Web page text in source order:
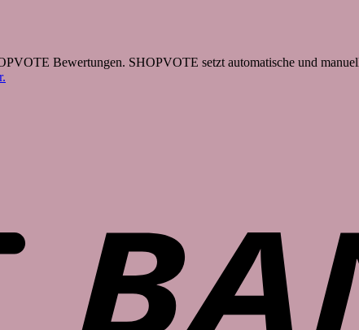
Bewertungen. SHOPVOTE setzt automatische und